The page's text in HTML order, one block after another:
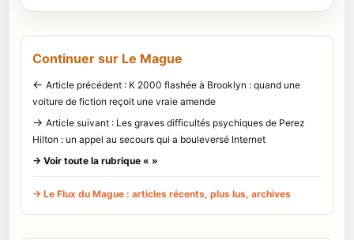
Continuer sur Le Mague
← Article précédent : K 2000 flashée à Brooklyn : quand une
voiture de fiction reçoit une vraie amende
→ Article suivant : Les graves difficultés psychiques de Perez
Hilton : un appel au secours qui a bouleversé Internet
→ Voir toute la rubrique « »
→ Le Flux du Mague : articles récents, plus lus, archives